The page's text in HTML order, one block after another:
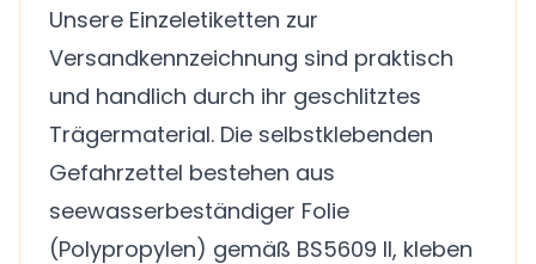
Unsere Einzeletiketten zur
Versandkennzeichnung sind praktisch
und handlich durch ihr geschlitztes
Trägermaterial. Die selbstklebenden
Gefahrzettel bestehen aus
seewasserbeständiger Folie
(Polypropylen) gemäß BS5609 II, kleben